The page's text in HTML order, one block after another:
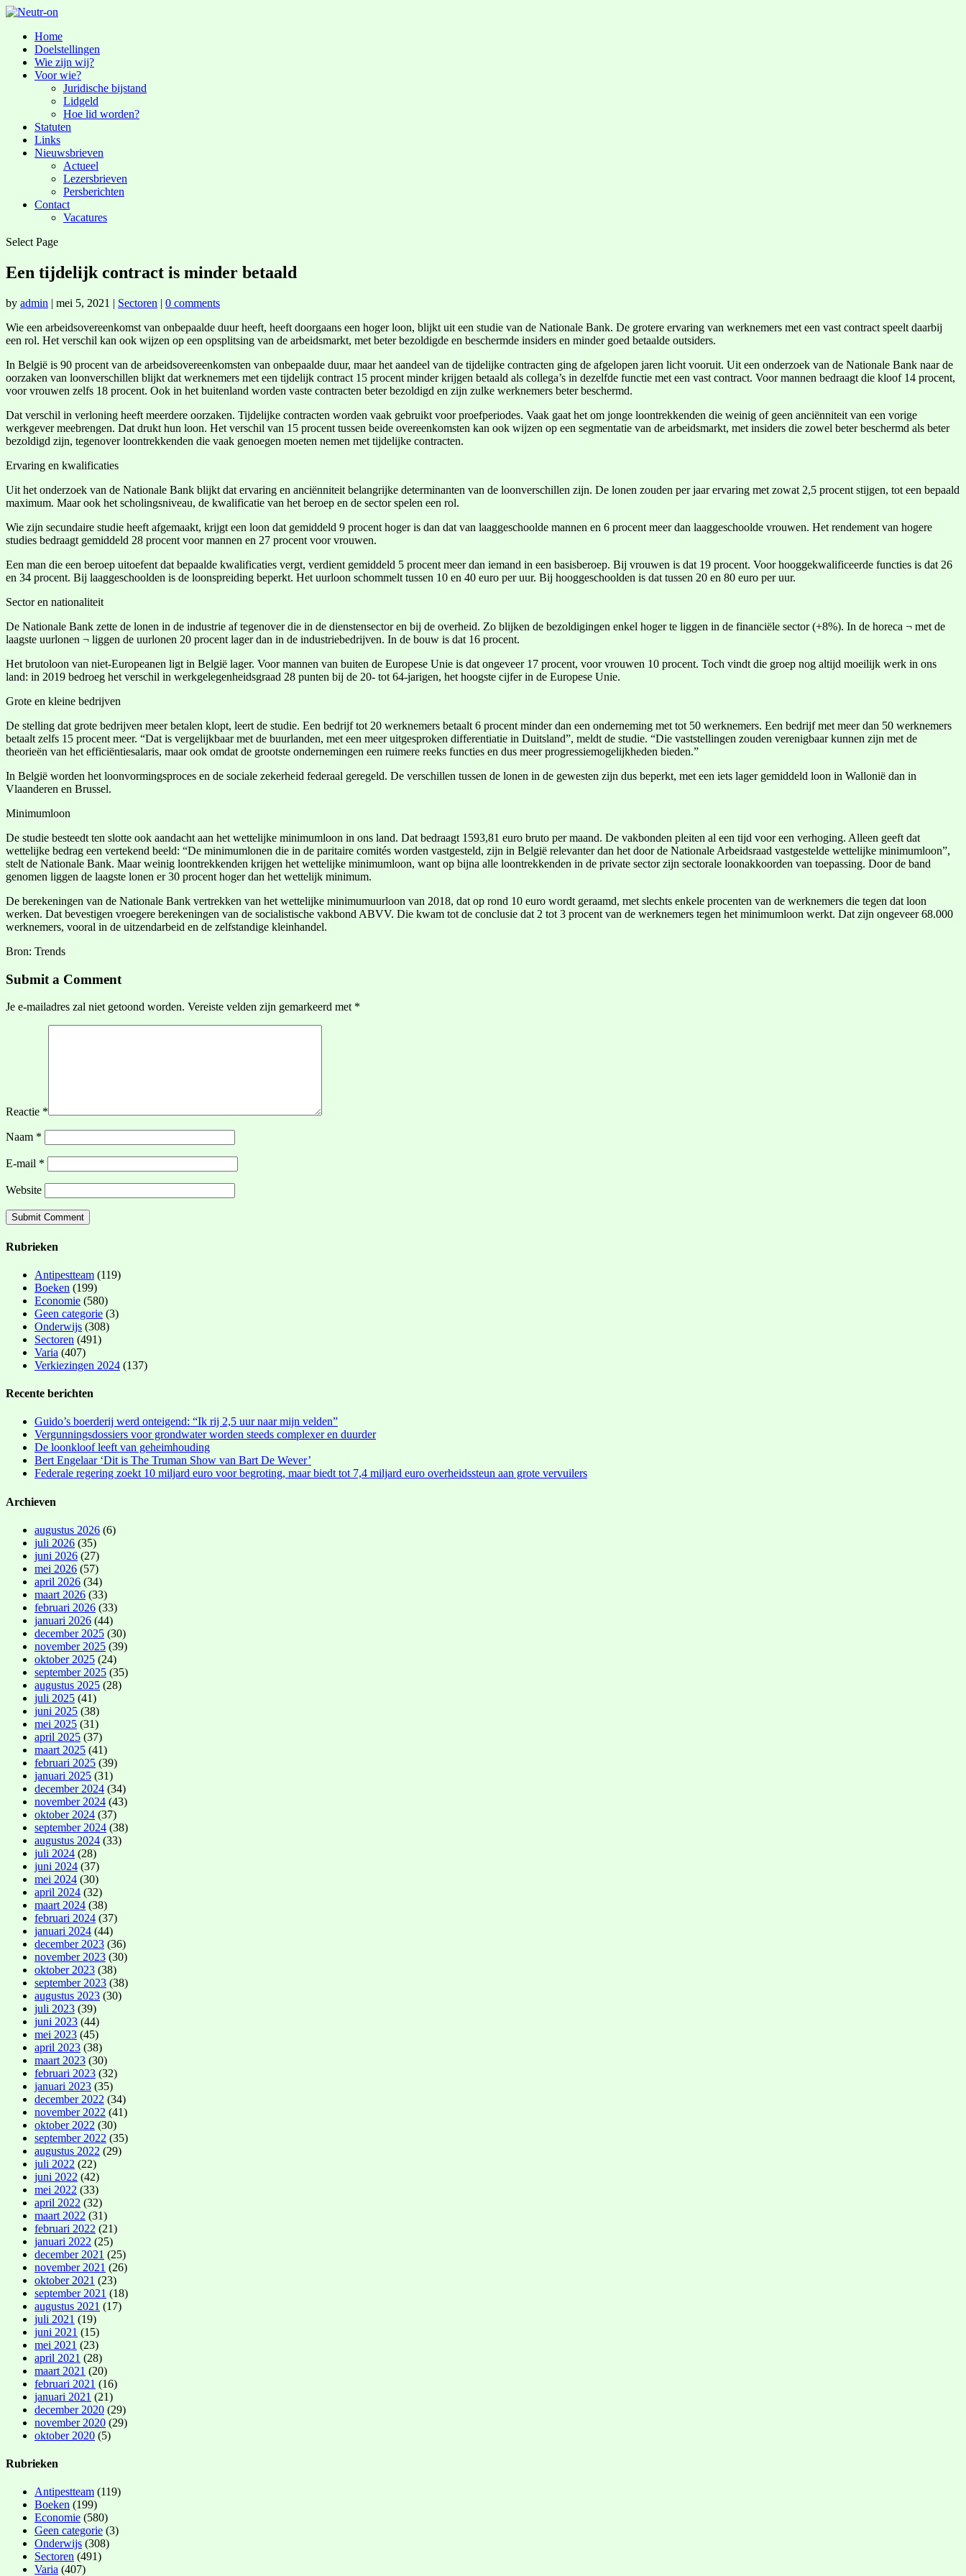
Home
Doelstellingen
Wie zijn wij?
Voor wie?
Juridische bijstand
Lidgeld
Hoe lid worden?
Statuten
Links
Nieuwsbrieven
Actueel
Lezersbrieven
Persberichten
Contact
Vacatures
Select Page
Een tijdelijk contract is minder betaald
by admin | mei 5, 2021 | Sectoren | 0 comments
Wie een arbeidsovereenkomst van onbepaalde duur heeft, heeft doorgaans een hoger loon, blijkt uit een studie van de Nationale Bank. De grotere ervaring van werknemers met een vast contract speelt daarbij
een rol. Het verschil kan ook wijzen op een opsplitsing van de arbeidsmarkt, met beter bezoldigde en beschermde insiders en minder goed betaalde outsiders.
In België is 90 procent van de arbeidsovereenkomsten van onbepaalde duur, maar het aandeel van de tijdelijke contracten ging de afgelopen jaren licht vooruit. Uit een onderzoek van de Nationale Bank naar de
oorzaken van loonverschillen blijkt dat werknemers met een tijdelijk contract 15 procent minder krijgen betaald als collega’s in dezelfde functie met een vast contract. Voor mannen bedraagt die kloof 14 procent,
voor vrouwen zelfs 18 procent. Ook in het buitenland worden vaste contracten beter bezoldigd en zijn zulke werknemers beter beschermd.
Dat verschil in verloning heeft meerdere oorzaken. Tijdelijke contracten worden vaak gebruikt voor proefperiodes. Vaak gaat het om jonge loontrekkenden die weinig of geen anciënniteit van een vorige
werkgever meebrengen. Dat drukt hun loon. Het verschil van 15 procent tussen beide overeenkomsten kan ook wijzen op een segmentatie van de arbeidsmarkt, met insiders die zowel beter beschermd als beter
bezoldigd zijn, tegenover loontrekkenden die vaak genoegen moeten nemen met tijdelijke contracten.
Ervaring en kwalificaties
Uit het onderzoek van de Nationale Bank blijkt dat ervaring en anciënniteit belangrijke determinanten van de loonverschillen zijn. De lonen zouden per jaar ervaring met zowat 2,5 procent stijgen, tot een bepaald
maximum. Maar ook het scholingsniveau, de kwalificatie van het beroep en de sector spelen een rol.
Wie zijn secundaire studie heeft afgemaakt, krijgt een loon dat gemiddeld 9 procent hoger is dan dat van laaggeschoolde mannen en 6 procent meer dan laaggeschoolde vrouwen. Het rendement van hogere
studies bedraagt gemiddeld 28 procent voor mannen en 27 procent voor vrouwen.
Een man die een beroep uitoefent dat bepaalde kwalificaties vergt, verdient gemiddeld 5 procent meer dan iemand in een basisberoep. Bij vrouwen is dat 19 procent. Voor hooggekwalificeerde functies is dat 26
en 34 procent. Bij laaggeschoolden is de loonspreiding beperkt. Het uurloon schommelt tussen 10 en 40 euro per uur. Bij hooggeschoolden is dat tussen 20 en 80 euro per uur.
Sector en nationaliteit
De Nationale Bank zette de lonen in de industrie af tegenover die in de dienstensector en bij de overheid. Zo blijken de bezoldigingen enkel hoger te liggen in de financiële sector (+8%). In de horeca ¬ met de
laagste uurlonen ¬ liggen de uurlonen 20 procent lager dan in de industriebedrijven. In de bouw is dat 16 procent.
Het brutoloon van niet-Europeanen ligt in België lager. Voor mannen van buiten de Europese Unie is dat ongeveer 17 procent, voor vrouwen 10 procent. Toch vindt die groep nog altijd moeilijk werk in ons
land: in 2019 bedroeg het verschil in werkgelegenheidsgraad 28 punten bij de 20- tot 64-jarigen, het hoogste cijfer in de Europese Unie.
Grote en kleine bedrijven
De stelling dat grote bedrijven meer betalen klopt, leert de studie. Een bedrijf tot 20 werknemers betaalt 6 procent minder dan een onderneming met tot 50 werknemers. Een bedrijf met meer dan 50 werknemers
betaalt zelfs 15 procent meer. “Dat is vergelijkbaar met de buurlanden, met een meer uitgesproken differentiatie in Duitsland”, meldt de studie. “Die vaststellingen zouden verenigbaar kunnen zijn met de
theorieën van het efficiëntiesalaris, maar ook omdat de grootste ondernemingen een ruimere reeks functies en dus meer progressiemogelijkheden bieden.”
In België worden het loonvormingsproces en de sociale zekerheid federaal geregeld. De verschillen tussen de lonen in de gewesten zijn dus beperkt, met een iets lager gemiddeld loon in Wallonië dan in
Vlaanderen en Brussel.
Minimumloon
De studie besteedt ten slotte ook aandacht aan het wettelijke minimumloon in ons land. Dat bedraagt 1593,81 euro bruto per maand. De vakbonden pleiten al een tijd voor een verhoging. Alleen geeft dat
wettelijke bedrag een vertekend beeld: “De minimumlonen die in de paritaire comités worden vastgesteld, zijn in België relevanter dan het door de Nationale Arbeidsraad vastgestelde wettelijke minimumloon”,
stelt de Nationale Bank. Maar weinig loontrekkenden krijgen het wettelijke minimumloon, want op bijna alle loontrekkenden in de private sector zijn sectorale loonakkoorden van toepassing. Door de band
genomen liggen de laagste lonen er 30 procent hoger dan het wettelijk minimum.
De berekeningen van de Nationale Bank vertrekken van het wettelijke minimumuurloon van 2018, dat op rond 10 euro wordt geraamd, met slechts enkele procenten van de werknemers die tegen dat loon
werken. Dat bevestigen vroegere berekeningen van de socialistische vakbond ABVV. Die kwam tot de conclusie dat 2 tot 3 procent van de werknemers tegen het minimumloon werkt. Dat zijn ongeveer 68.000
werknemers, vooral in de uitzendarbeid en de zelfstandige kleinhandel.
Bron: Trends
Submit a Comment
Je e-mailadres zal niet getoond worden. Vereiste velden zijn gemarkeerd met *
Reactie *
Naam *
E-mail *
Website
Rubrieken
Antipestteam (119)
Boeken (199)
Economie (580)
Geen categorie (3)
Onderwijs (308)
Sectoren (491)
Varia (407)
Verkiezingen 2024 (137)
Recente berichten
Guido’s boerderij werd onteigend: “Ik rij 2,5 uur naar mijn velden”
Vergunningsdossiers voor grondwater worden steeds complexer en duurder
De loonkloof leeft van geheimhouding
Bert Engelaar ‘Dit is The Truman Show van Bart De Wever’
Federale regering zoekt 10 miljard euro voor begroting, maar biedt tot 7,4 miljard euro overheidssteun aan grote vervuilers
Archieven
augustus 2026 (6)
juli 2026 (35)
juni 2026 (27)
mei 2026 (57)
april 2026 (34)
maart 2026 (33)
februari 2026 (33)
januari 2026 (44)
december 2025 (30)
november 2025 (39)
oktober 2025 (24)
september 2025 (35)
augustus 2025 (28)
juli 2025 (41)
juni 2025 (38)
mei 2025 (31)
april 2025 (37)
maart 2025 (41)
februari 2025 (39)
januari 2025 (31)
december 2024 (34)
november 2024 (43)
oktober 2024 (37)
september 2024 (38)
augustus 2024 (33)
juli 2024 (28)
juni 2024 (37)
mei 2024 (30)
april 2024 (32)
maart 2024 (38)
februari 2024 (37)
januari 2024 (44)
december 2023 (36)
november 2023 (30)
oktober 2023 (38)
september 2023 (38)
augustus 2023 (30)
juli 2023 (39)
juni 2023 (44)
mei 2023 (45)
april 2023 (38)
maart 2023 (30)
februari 2023 (32)
januari 2023 (35)
december 2022 (34)
november 2022 (41)
oktober 2022 (30)
september 2022 (35)
augustus 2022 (29)
juli 2022 (22)
juni 2022 (42)
mei 2022 (33)
april 2022 (32)
maart 2022 (31)
februari 2022 (21)
januari 2022 (25)
december 2021 (25)
november 2021 (26)
oktober 2021 (23)
september 2021 (18)
augustus 2021 (17)
juli 2021 (19)
juni 2021 (15)
mei 2021 (23)
april 2021 (28)
maart 2021 (20)
februari 2021 (16)
januari 2021 (21)
december 2020 (29)
november 2020 (29)
oktober 2020 (5)
Rubrieken
Antipestteam (119)
Boeken (199)
Economie (580)
Geen categorie (3)
Onderwijs (308)
Sectoren (491)
Varia (407)